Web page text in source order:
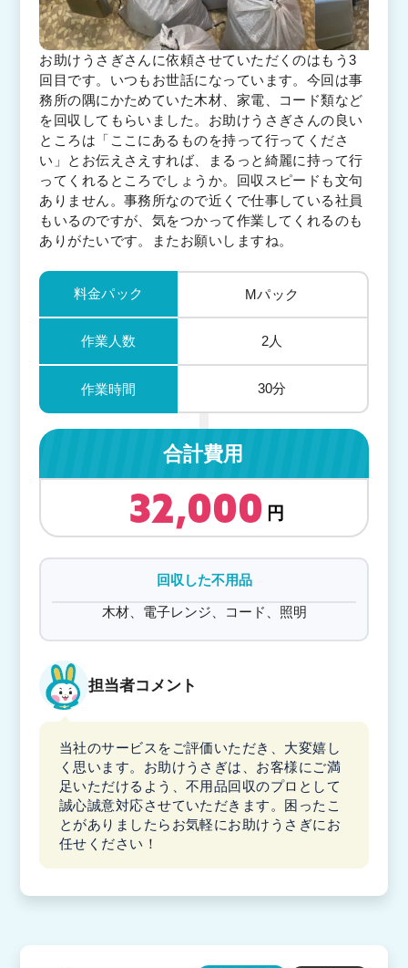
お助けうさぎさんに依頼させていただくのはもう3
回目です。いつもお世話になっています。今回は事
務所の隅にかためていた木材、家電、コード類など
を回収してもらいました。お助けうさぎさんの良い
ところは「ここにあるものを持って行ってくださ
い」とお伝えさえすれば、まるっと綺麗に持って行
ってくれるところでしょうか。回収スピードも文句
ありません。事務所なので近くで仕事している社員
もいるのですが、気をつかって作業してくれるのも
ありがたいです。またお願いしますね。
料金パック Mパック
作業人数 2人
作業時間 30分
合計費用
32,000
回収した不用品
木材、電子レンジ、コード、照明
担当者コメント
当社のサービスをご評価いただき、大変嬉し
く思います。お助けうさぎは、お客様にご満
足いただけるよう、不用品回収のプロとして
誠心誠意対応させていただきます。困ったこ
とがありましたらお気軽にお助けうさぎにお
任せください！